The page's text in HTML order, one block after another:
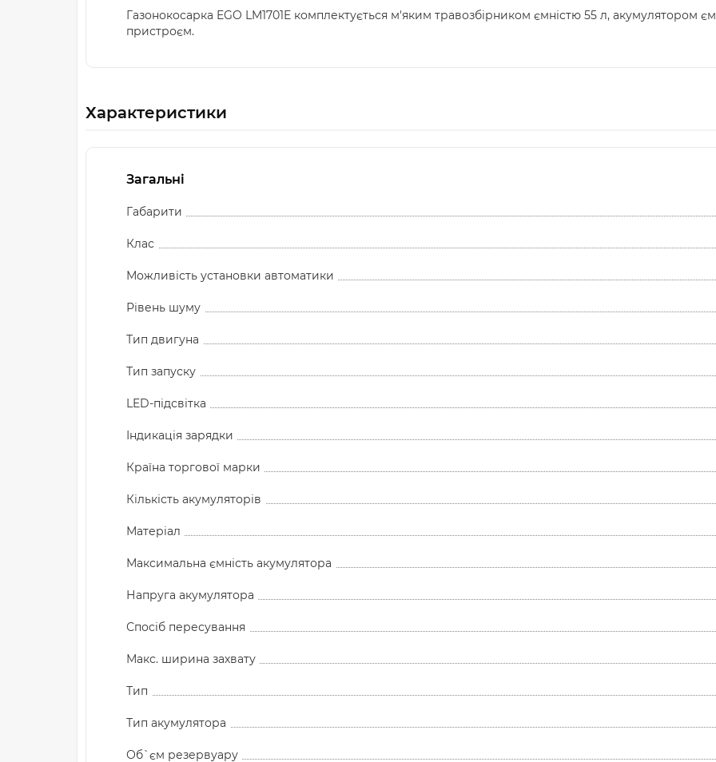
Газонокосарка EGO LM1701E комплектується м'яким травозбірником ємністю 55 л, акумулятором
пристроєм.
Характеристики
Загальні
Габарити
Клас
Можливість установки автоматики
Рівень шуму
Тип двигуна
Тип запуску
LED-підсвітка
Індикація зарядки
Країна торгової марки
Кількість акумуляторів
Матеріал
Максимальна ємність акумулятора
Напруга акумулятора
Спосіб пересування
Макс. ширина захвату
Тип
Тип акумулятора
Об`єм резервуару